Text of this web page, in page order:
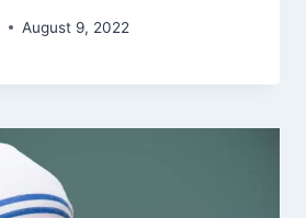
August 9, 2022